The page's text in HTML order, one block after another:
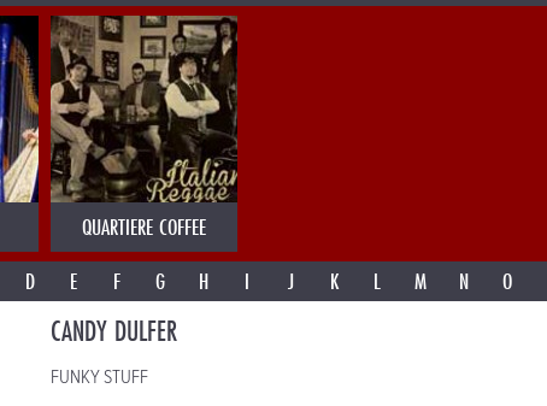
QUARTIERE COFFEE
D E F G H I J K L M N O
CANDY DULFER
FUNKY STUFF